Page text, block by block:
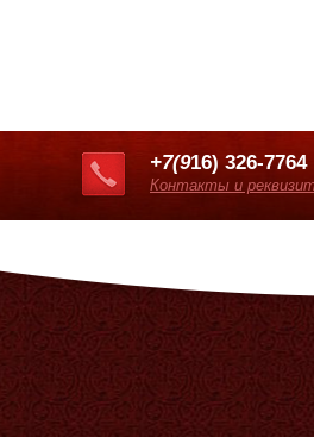
+7(916) 326-7764
Контакты и